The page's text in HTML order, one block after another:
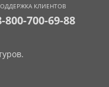
КЛИЕНТОВ
800-700-69-88